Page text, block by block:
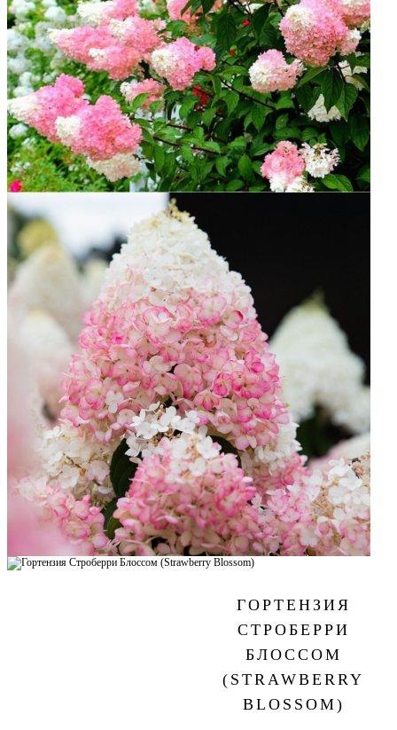
ГОРТЕНЗИЯ
СТРОБЕРРИ
БЛОССОМ
(STRAWBERRY
BLOSSOM)